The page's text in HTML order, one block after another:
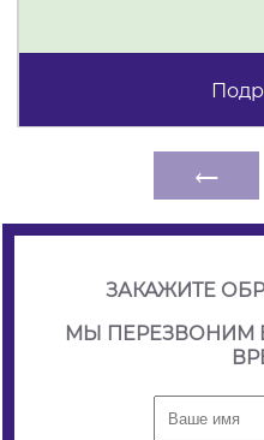
←
ЗАКАЖИТЕ
МЫ ПЕРЕЗВОНИМ